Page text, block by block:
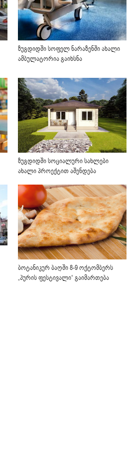
ზუგდიდში სოფელ ნარაზენში ახალი
ამბულატორია გაიხსნა
ზუგდიდში სოციალური სახლები
ახალი პროექტით აშენდება
ბოტანიკურ ბაღში 8-9 ოქტომბერს
„პურის ფესტივალი“ გაიმართება